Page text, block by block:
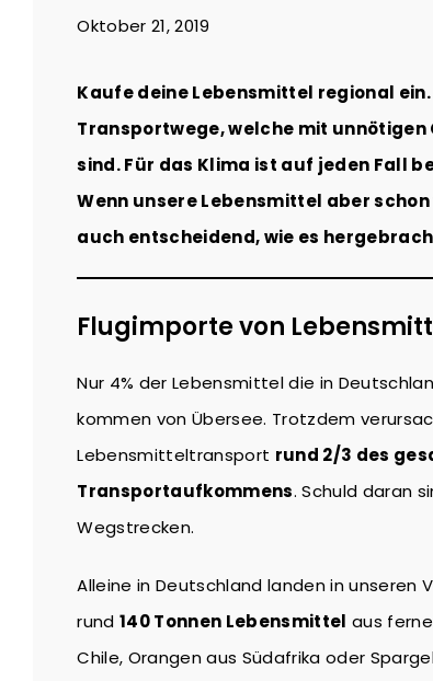
Oktober 21, 2019
Kaufe deine Lebensmittel regional
Transportwege, welche mit
sind. Für das Klima ist auf jeden Fall
Wenn unsere Lebensmittel aber
auch entscheidend, wie es
Flugimporte von
Nur 4% der Lebensmittel die in
kommen von Übersee. Trotzdem
Lebensmitteltransport rund 2/3 des
Transportaufkommens. Schuld daran
Wegstrecken.
Alleine in Deutschland landen in unseren
rund140 Tonnen Lebensmittel aus
Chile, Orangen aus Südafrika oder